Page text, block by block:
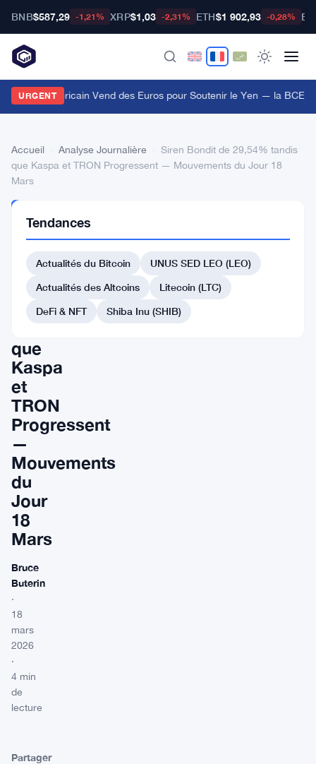
BNB$587,29 -1,21% XRP$1,03 -2,31% ETH$1 902,93 -0,28%
URGENT
Trésor Américain Vend des Euros pour Soutenir le Yen — la BCE
Accueil Analyse Journalière
Siren Bondit de 29,54% tandis
que Kaspa et TRON Progressent — Mouvements du Jour 18
Mars
JOURNALIÈRE
Bondit
29,54%
tandis
que
Kaspa
et
TRON
Progressent
—
Mouvements
du
Jour
18
Mars
Bruce
Buterin
·
18
mars
2026
·
4 min
de
lecture
Partager
Tendances
Actualités du Bitcoin
UNUS SED LEO (LEO)
Actualités des Altcoins
Litecoin (LTC)
DeFi & NFT
Shiba Inu (SHIB)